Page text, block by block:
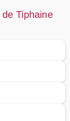
Tiphaine